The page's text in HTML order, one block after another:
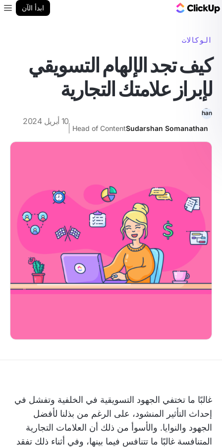
ابدأ الآن
الوكالات
كيف تجد الإلهام التسويقي
لإبراز علامتك التجارية
Sudarshan Somanathan
Head of Content
10 أبريل 2024
غالبًا ما تختفي الجهود التسويقية في الخلفية وتفشل في
إحداث التأثير المنشود، على الرغم من بذلنا لأفضل
الجهود والنوايا. والأسوأ من ذلك أن العلامات التجارية
المتنافسة غالبًا ما تتنافس فيما بينها، وفي أثناء ذلك تفقد